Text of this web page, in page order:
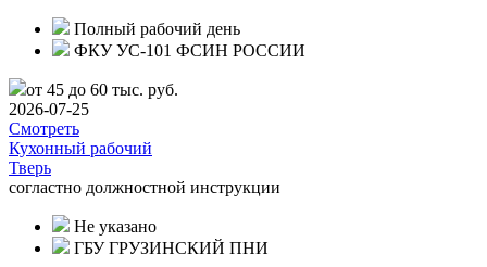
Полный рабочий день
ФКУ УС-101 ФСИН РОССИИ
от 45 до 60 тыс. руб.
2026-07-25
Смотреть
Кухонный рабочий
Тверь
согластно должностной инструкции
Не указано
ГБУ ГРУЗИНСКИЙ ПНИ